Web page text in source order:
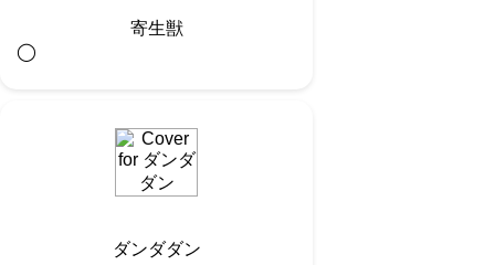
寄生獣
◯︎
ダンダダン